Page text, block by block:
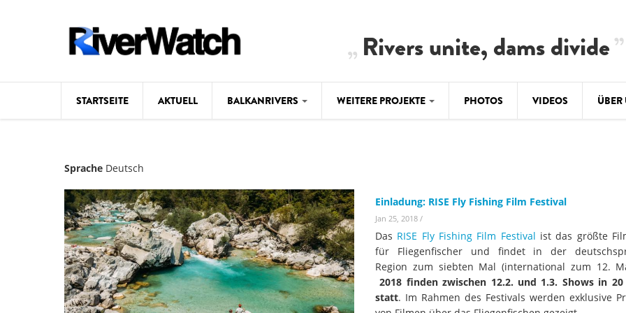
Rivers unite, dams divide
STARTSEITE AKTUELL BALKANRIVERS
Studien
Fotos
Videos
Aktuell
BALKANRIVERS
Una Science Week:
BiH:
warnt
2.500
WEITERE PROJEKTE
WEG DAMMIT
Hintergrund
Konzeptpapier
Meldebogen
Karte
#PROTECTWATER
PHOTOS VIDEOS ÜBER
Sprache Deutsch
Einladung: RISE Fly Fishing Film Festival
Jan 25, 2018 /
Das RISE Fly Fishing Film Festival ist das größte
für Fliegenfischer und findet in der
Region zum siebten Mal (international zum 12.
2018 finden zwischen 12.2. und 1.3. Shows in
statt. Im Rahmen des Festivals werden exklusive